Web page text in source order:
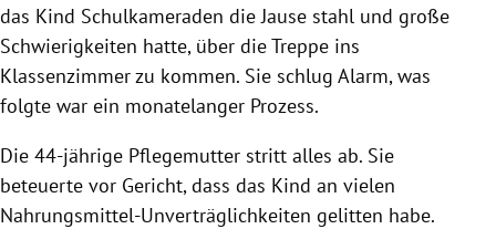
das Kind Schulkameraden die Jause stahl und große
Schwierigkeiten hatte, über die Treppe ins
Klassenzimmer zu kommen. Sie schlug Alarm, was
folgte war ein monatelanger Prozess.
Die 44-jährige Pflegemutter stritt alles ab. Sie
beteuerte vor Gericht, dass das Kind an vielen
Nahrungsmittel-Unverträglichkeiten gelitten habe.